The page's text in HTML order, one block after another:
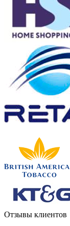
Отзывы клиентов